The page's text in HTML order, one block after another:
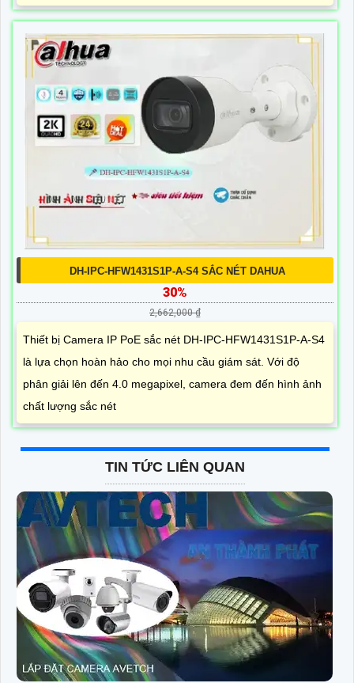
DH-IPC-HFW1431S1P-A-S4 SẮC NÉT DAHUA
30%
2,662,000 ₫
Thiết bị Camera IP PoE sắc nét DH-IPC-HFW1431S1P-A-S4
là lựa chọn hoàn hảo cho mọi nhu cầu giám sát. Với độ
phân giải lên đến 4.0 megapixel, camera đem đến hình ảnh
chất lượng sắc nét
TIN TỨC LIÊN QUAN